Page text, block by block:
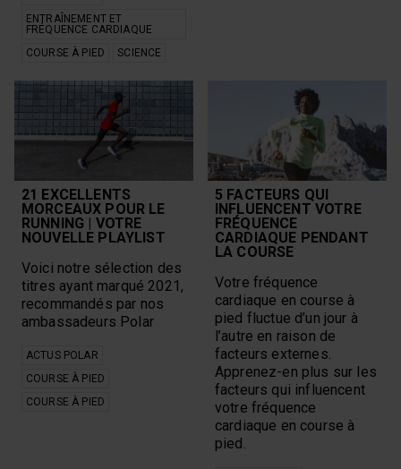
ENTRAÎNEMENT ET
FRÉQUENCE CARDIAQUE
COURSE À PIED
SCIENCE
21 EXCELLENTS
MORCEAUX POUR LE
RUNNING | VOTRE
NOUVELLE PLAYLIST
Voici notre sélection des
titres ayant marqué 2021,
recommandés par nos
ambassadeurs Polar
ACTUS POLAR
COURSE À PIED
COURSE À PIED
5 FACTEURS QUI
INFLUENCENT VOTRE
FRÉQUENCE
CARDIAQUE PENDANT
LA COURSE
Votre fréquence
cardiaque en course à
pied fluctue d’un jour à
l’autre en raison de
facteurs externes.
Apprenez-en plus sur les
facteurs qui influencent
votre fréquence
cardiaque en course à
pied.